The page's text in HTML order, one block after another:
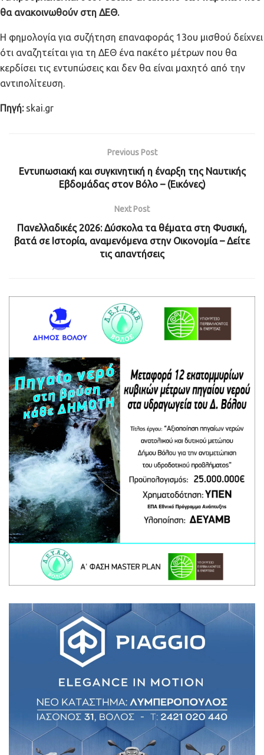
θα ανακοινωθούν στη ΔΕΘ.
Η φημολογία για συζήτηση επαναφοράς 13ου μισθού δείχνει
ότι αναζητείται για τη ΔΕΘ ένα πακέτο μέτρων που θα
κερδίσει τις εντυπώσεις και δεν θα είναι μαχητό από την
αντιπολίτευση.
Πηγή:skai.gr
Previous Post
Εντυπωσιακή και συγκινητική η έναρξη της Ναυτικής
Εβδομάδας στον Βόλο – (Εικόνες)
Next Post
Πανελλαδικές 2026: Δύσκολα τα θέματα στη Φυσική,
βατά σε Ιστορία, αναμενόμενα στην Οικονομία – Δείτε
τις απαντήσεις